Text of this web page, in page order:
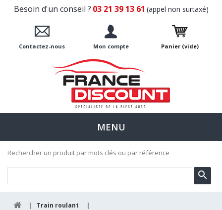
Besoin d'un conseil ? 03 21 39 13 61 (appel non surtaxé)
Contactez-nous Mon compte Panier (vide)
MENU
Rechercher un produit par mots clés ou par référence
| Train roulant
|